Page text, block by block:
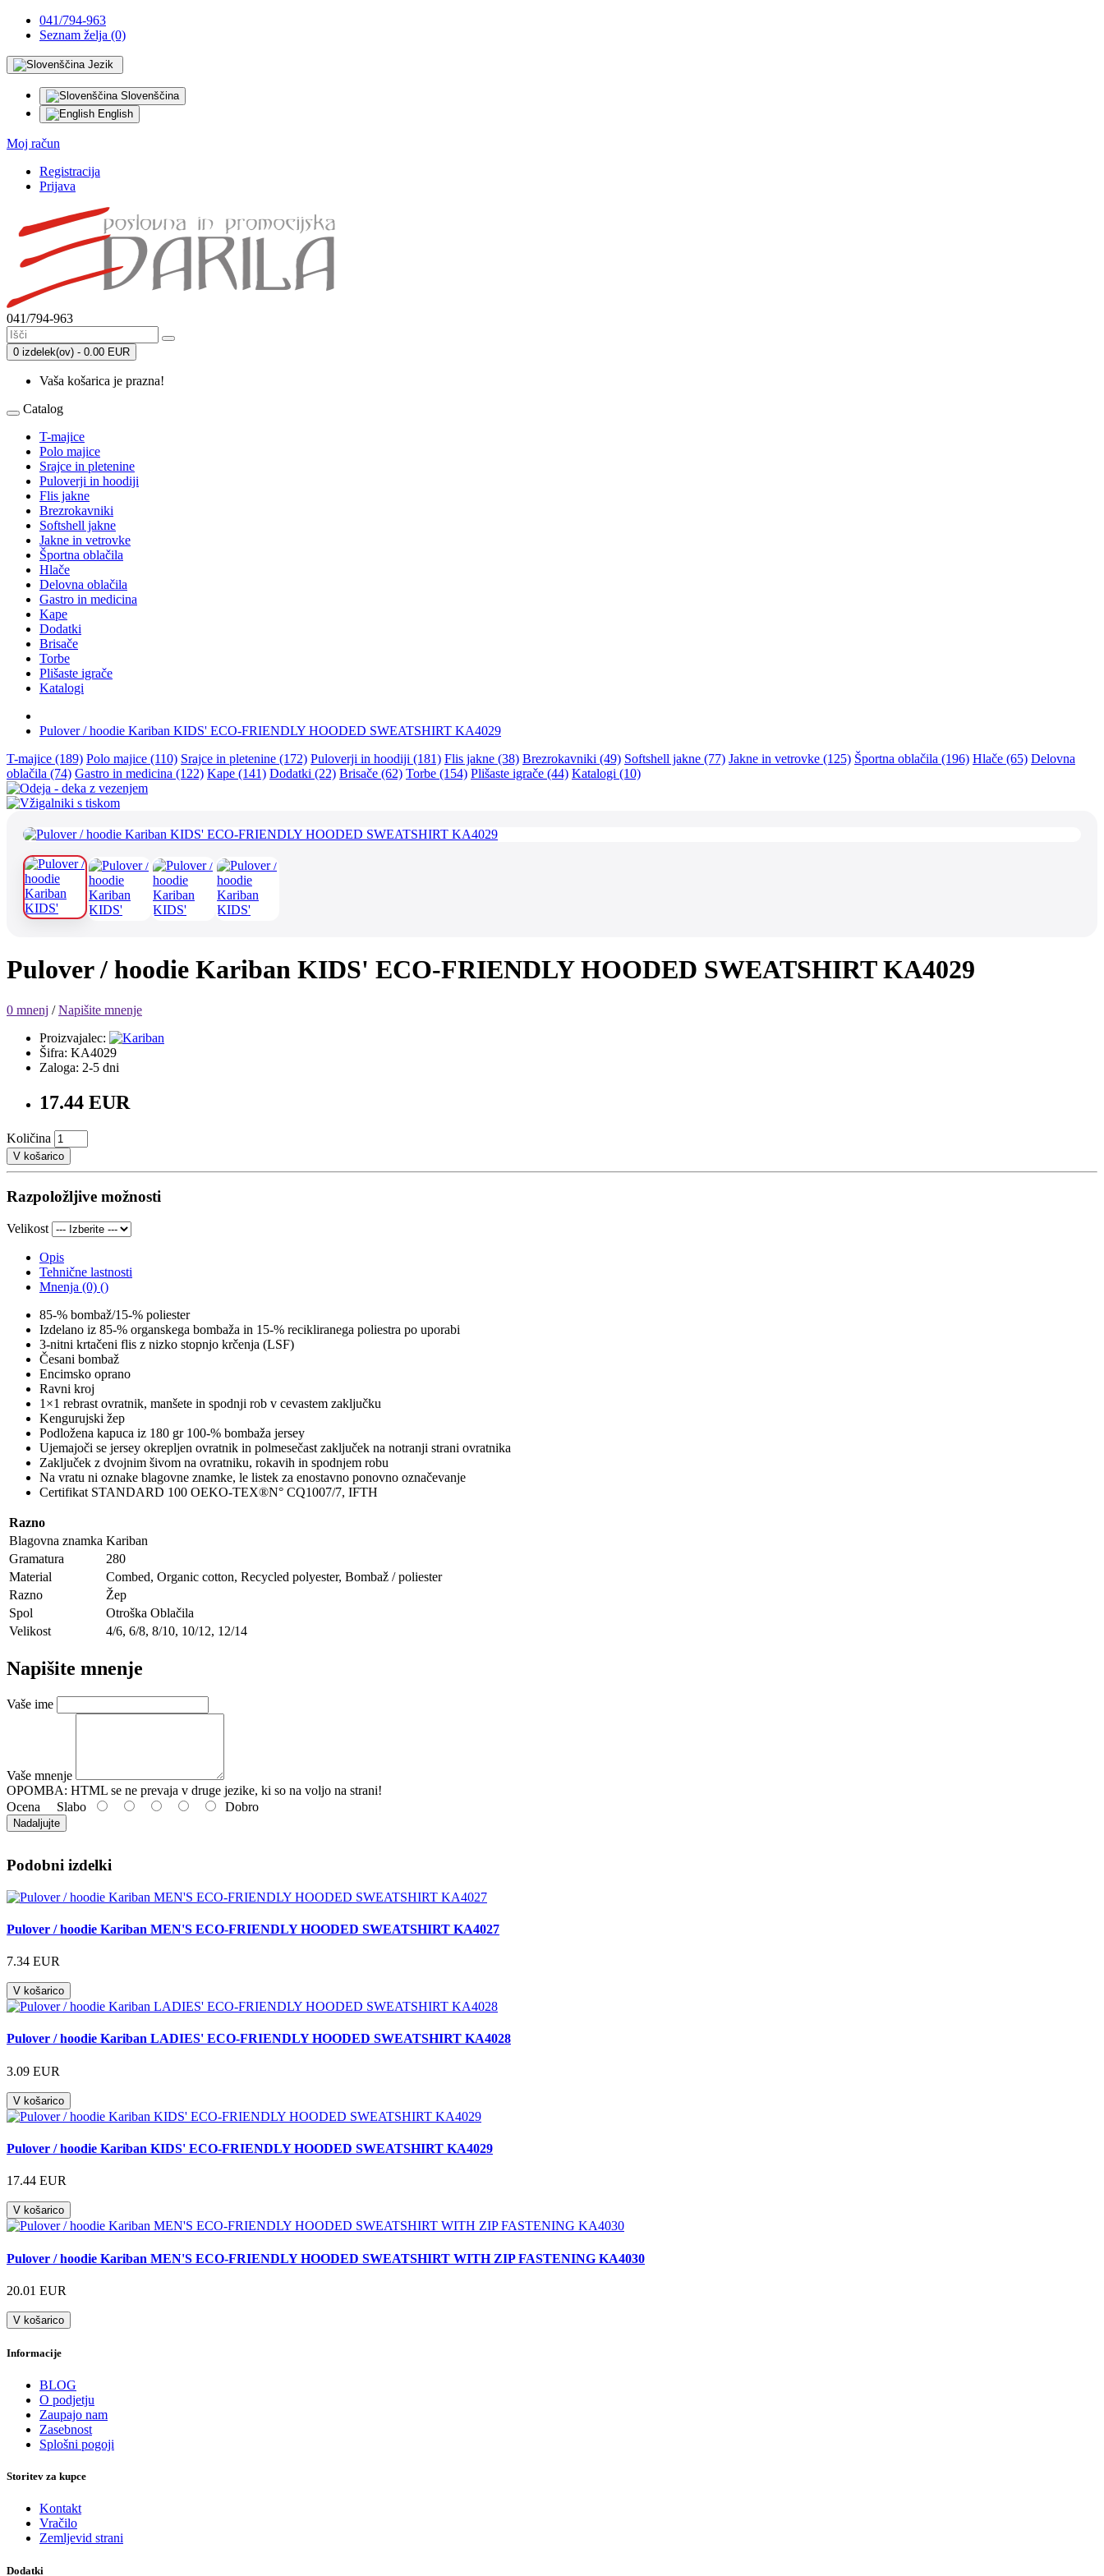
041/794-963
Seznam želja (0)
Jezik
Slovenščina
English
Moj račun
Registracija
Prijava
041/794-963
0 izdelek(ov) - 0.00 EUR
Vaša košarica je prazna!
Catalog
T-majice
Polo majice
Srajce in pletenine
Puloverji in hoodiji
Flis jakne
Brezrokavniki
Softshell jakne
Jakne in vetrovke
Športna oblačila
Hlače
Delovna oblačila
Gastro in medicina
Kape
Dodatki
Brisače
Torbe
Plišaste igrače
Katalogi
Pulover / hoodie Kariban KIDS' ECO-FRIENDLY HOODED SWEATSHIRT KA4029
T-majice (189) Polo majice (110) Srajce in pletenine (172) Puloverji in hoodiji (181) Flis jakne (38) Brezrokavniki (49) Softshell jakne (77) Jakne in vetrovke (125) Športna oblačila (196) Hlače (65) Delovna
oblačila (74) Gastro in medicina (122) Kape (141) Dodatki (22) Brisače (62) Torbe (154) Plišaste igrače (44) Katalogi (10)
Pulover / hoodie Kariban KIDS' ECO-FRIENDLY HOODED SWEATSHIRT KA4029
0 mnenj /Napišite mnenje
Proizvajalec:
Šifra: KA4029
Zaloga: 2-5 dni
17.44 EUR
Količina
V košarico
Razpoložljive možnosti
Velikost
Opis
Tehnične lastnosti
Mnenja (0) ()
85-% bombaž/15-% poliester
Izdelano iz 85-% organskega bombaža in 15-% recikliranega poliestra po uporabi
3-nitni krtačeni flis z nizko stopnjo krčenja (LSF)
Česani bombaž
Encimsko oprano
Ravni kroj
1×1 rebrast ovratnik, manšete in spodnji rob v cevastem zaključku
Kengurujski žep
Podložena kapuca iz 180 gr 100-% bombaža jersey
Ujemajoči se jersey okrepljen ovratnik in polmesečast zaključek na notranji strani ovratnika
Zaključek z dvojnim šivom na ovratniku, rokavih in spodnjem robu
Na vratu ni oznake blagovne znamke, le listek za enostavno ponovno označevanje
Certifikat STANDARD 100 OEKO-TEX®N° CQ1007/7, IFTH
Razno
Blagovna znamka Kariban
Gramatura
280
Material
Combed, Organic cotton, Recycled polyester, Bombaž / poliester
Razno
Žep
Spol
Otroška Oblačila
Velikost
4/6, 6/8, 8/10, 10/12, 12/14
Napišite mnenje
Vaše ime
Vaše mnenje
OPOMBA: HTML se ne prevaja v druge jezike, ki so na voljo na strani!
Ocena Slabo Dobro
Nadaljujte
Podobni izdelki
Pulover / hoodie Kariban MEN'S ECO-FRIENDLY HOODED SWEATSHIRT KA4027
7.34 EUR
V košarico
Pulover / hoodie Kariban LADIES' ECO-FRIENDLY HOODED SWEATSHIRT KA4028
3.09 EUR
V košarico
Pulover / hoodie Kariban KIDS' ECO-FRIENDLY HOODED SWEATSHIRT KA4029
17.44 EUR
V košarico
Pulover / hoodie Kariban MEN'S ECO-FRIENDLY HOODED SWEATSHIRT WITH ZIP FASTENING KA4030
20.01 EUR
V košarico
Informacije
BLOG
O podjetju
Zaupajo nam
Zasebnost
Splošni pogoji
Storitev za kupce
Kontakt
Vračilo
Zemljevid strani
Dodatki